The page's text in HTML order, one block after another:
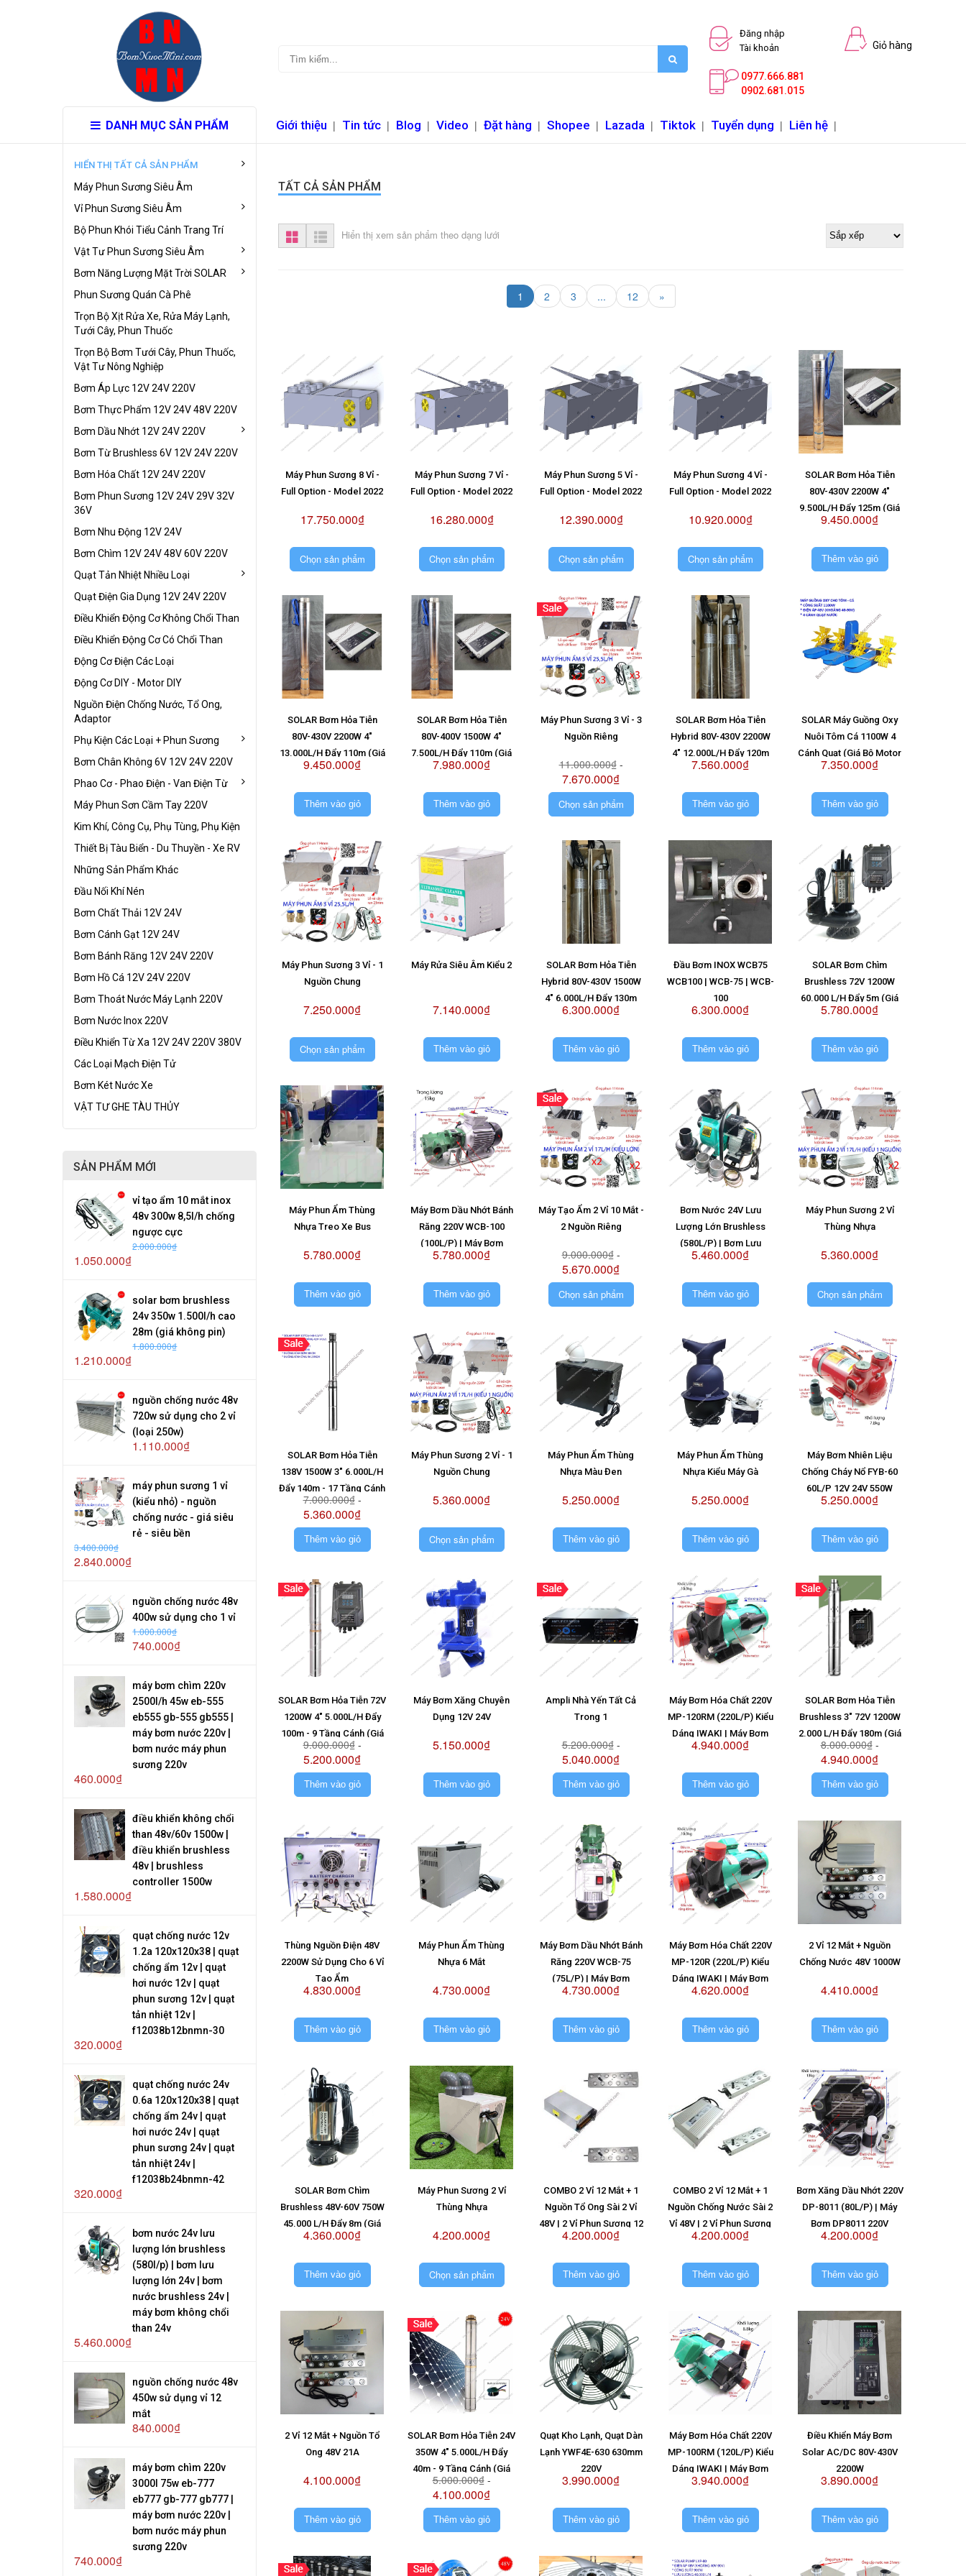
Đăng nhập
Tài khoản
Giỏ hàng
0977.666.881
0902.681.015
DANH MỤC SẢN PHẨM Giới thiệu | Tin tức | Blog | Video | Đặt hàng | Shopee | Lazada | Tiktok | Tuyển dụng | Liên hệ |
HIỂN THỊ TẤT CẢ SẢN PHẨM
Máy Phun Sương Siêu Âm
Vỉ Phun Sương Siêu Âm
Bộ Phun Khói Tiểu Cảnh Trang Trí
Vật Tư Phun Sương Siêu Âm
Bơm Năng Lượng Mặt Trời SOLAR
Phun Sương Quán Cà Phê
Trọn Bộ Xịt Rửa Xe, Rửa Máy Lạnh,
Tưới Cây, Phun Thuốc
Trọn Bộ Bơm Tưới Cây, Phun Thuốc,
Vật Tư Nông Nghiệp
Bơm Áp Lực 12V 24V 220V
Bơm Thực Phẩm 12V 24V 48V 220V
Bơm Dầu Nhớt 12V 24V 220V
Bơm Từ Brushless 6V 12V 24V 220V
Bơm Hóa Chất 12V 24V 220V
Bơm Phun Sương 12V 24V 29V 32V
36V
Bơm Nhu Động 12V 24V
Bơm Chìm 12V 24V 48V 60V 220V
Quạt Tản Nhiệt Nhiều Loại
Quạt Điện Gia Dụng 12V 24V 220V
Điều Khiển Động Cơ Không Chổi Than
Điều Khiển Động Cơ Có Chổi Than
Động Cơ Điện Các Loại
Động Cơ DIY - Motor DIY
Nguồn Điện Chống Nước, Tổ Ong,
Adaptor
Phụ Kiện Các Loại + Phun Sương
Bơm Chân Không 6V 12V 24V 220V
Phao Cơ - Phao Điện - Van Điện Từ
Máy Phun Sơn Cầm Tay 220V
Kim Khí, Công Cụ, Phụ Tùng, Phụ Kiện
Thiết Bị Tàu Biển - Du Thuyền - Xe RV
Những Sản Phẩm Khác
Đầu Nối Khí Nén
Bơm Chất Thải 12V 24V
Bơm Cánh Gạt 12V 24V
Bơm Bánh Răng 12V 24V 220V
Bơm Hồ Cá 12V 24V 220V
Bơm Thoát Nước Máy Lạnh 220V
Bơm Nước Inox 220V
Điều Khiển Từ Xa 12V 24V 220V 380V
Các Loại Mạch Điện Tử
Bơm Két Nước Xe
VẬT TƯ GHE TÀU THỦY
SẢN PHẨM MỚI
vỉ tạo ẩm 10 mắt inox
48v 300w 8,5l/h chống
ngược cực
2.000.000₫
1.050.000₫
solar bơm brushless
24v 350w 1.500l/h cao
28m (giá không pin)
1.800.000₫
1.210.000₫
nguồn chống nước 48v
720w sử dụng cho 2 vỉ
(loại 250w)
1.110.000₫
máy phun sương 1 vỉ
(kiểu nhỏ) - nguồn
chống nước - giá siêu
rẻ - siêu bền
3.400.000₫
2.840.000₫
nguồn chống nước 48v
400w sử dụng cho 1 vỉ
1.000.000₫
740.000₫
máy bơm chìm 220v
2500l/h 45w eb-555
eb555 gb-555 gb555 |
máy bơm nước 220v |
bơm nước máy phun
sương 220v
460.000₫
điều khiển không chổi
than 48v/60v 1500w |
điều khiển brushless
48v | brushless
controller 1500w
1.580.000₫
quạt chống nước 12v
1.2a 120x120x38 | quạt
chống ẩm 12v | quạt
hơi nước 12v | quạt
phun sương 12v | quạt
tản nhiệt 12v |
f12038b12bnmn-30
320.000₫
quạt chống nước 24v
0.6a 120x120x38 | quạt
chống ẩm 24v | quạt
hơi nước 24v | quạt
phun sương 24v | quạt
tản nhiệt 24v |
f12038b24bnmn-42
320.000₫
bơm nước 24v lưu
lượng lớn brushless
(580l/p) | bơm lưu
lượng lớn 24v | bơm
nước brushless 24v |
máy bơm không chổi
than 24v
5.460.000₫
nguồn chống nước 48v
450w sử dụng vỉ 12
mắt
840.000₫
máy bơm chìm 220v
3000l 75w eb-777
eb777 gb-777 gb777 |
máy bơm nước 220v |
bơm nước máy phun
sương 220v
740.000₫
TẤT CẢ SẢN PHẨM
Hiển thị xem sản phẩm theo dạng lưới
1 2 3 ... 12 »
Máy Phun Sương 8 Vỉ -
Full Option - Model 2022
17.750.000₫
Chọn sản phẩm
Máy Phun Sương 7 Vỉ -
Full Option - Model 2022
16.280.000₫
Chọn sản phẩm
Máy Phun Sương 5 Vỉ -
Full Option - Model 2022
12.390.000₫
Chọn sản phẩm
Máy Phun Sương 4 Vỉ -
Full Option - Model 2022
10.920.000₫
Chọn sản phẩm
SOLAR Bơm Hỏa Tiễn
80V-430V 2200W 4"
9.500L/H Đẩy 125m (Giá
Không Pin)
9.450.000₫
Thêm vào giỏ
SOLAR Bơm Hỏa Tiễn
80V-430V 2200W 4"
13.000L/H Đẩy 110m (Giá
Không Pin)
9.450.000₫
Thêm vào giỏ
SOLAR Bơm Hỏa Tiễn
80V-400V 1500W 4"
7.500L/H Đẩy 110m (Giá
Không Pin)
7.980.000₫
Thêm vào giỏ
Máy Phun Sương 3 Vỉ - 3
Nguồn Riêng
11.000.000₫-
7.670.000₫
Chọn sản phẩm
SOLAR Bơm Hỏa Tiễn
Hybrid 80V-430V 2200W
4" 12.000L/H Đẩy 120m
(Giá Không Pin)
7.560.000₫
Thêm vào giỏ
SOLAR Máy Guồng Oxy
Nuôi Tôm Cá 1100W 4
Cánh Quạt (Giá Bộ Motor
Hộp Số)
7.350.000₫
Thêm vào giỏ
Máy Phun Sương 3 Vỉ - 1
Nguồn Chung
7.250.000₫
Chọn sản phẩm
Máy Rửa Siêu Âm Kiểu 2
7.140.000₫
Thêm vào giỏ
SOLAR Bơm Hỏa Tiễn
Hybrid 80V-430V 1500W
4" 6.000L/H Đẩy 130m
(Giá Không Pin)
6.300.000₫
Thêm vào giỏ
Đầu Bơm INOX WCB75
WCB100 | WCB-75 | WCB-
100
6.300.000₫
Thêm vào giỏ
SOLAR Bơm Chìm
Brushless 72V 1200W
60.000 L/H Đẩy 5m (Giá
Không Pin)
5.780.000₫
Thêm vào giỏ
Máy Phun Ẩm Thùng
Nhựa Treo Xe Bus
5.780.000₫
Thêm vào giỏ
Máy Bơm Dầu Nhớt Bánh
Răng 220V WCB-100
(100L/P) | Máy Bơm
WCB100 220V
5.780.000₫
Thêm vào giỏ
Máy Tạo Ẩm 2 Vỉ 10 Mắt -
2 Nguồn Riêng
9.000.000₫-
5.670.000₫
Chọn sản phẩm
Bơm Nước 24V Lưu
Lượng Lớn Brushless
(580L/P) | Bơm Lưu
Lượng Lớn 24V | Bơm
Máy Bơm Không Chổi
Than 24V
5.460.000₫
Thêm vào giỏ
Máy Phun Sương 2 Vỉ
Thùng Nhựa
5.360.000₫
Chọn sản phẩm
SOLAR Bơm Hỏa Tiễn
138V 1500W 3" 6.000L/H
Đẩy 140m - 17 Tầng Cánh
(Giá Không Pin)
7.000.000₫-
5.360.000₫
Thêm vào giỏ
Máy Phun Sương 2 Vỉ - 1
Nguồn Chung
5.360.000₫
Chọn sản phẩm
Máy Phun Ẩm Thùng
Nhựa Màu Đen
5.250.000₫
Thêm vào giỏ
Máy Phun Ẩm Thùng
Nhựa Kiểu Máy Gà
5.250.000₫
Thêm vào giỏ
Máy Bơm Nhiên Liệu
Chống Cháy Nổ FYB-60
60L/P 12V 24V 550W
5.250.000₫
Thêm vào giỏ
SOLAR Bơm Hỏa Tiễn 72V
1200W 4" 5.000L/H Đẩy
100m - 9 Tầng Cánh (Giá
Không Pin)
9.000.000₫-
5.200.000₫
Thêm vào giỏ
Máy Bơm Xăng Chuyên
Dụng 12V 24V
5.150.000₫
Thêm vào giỏ
Ampli Nhà Yến Tất Cả
Trong 1
5.200.000₫-
5.040.000₫
Thêm vào giỏ
Máy Bơm Hóa Chất 220V
MP-120RM (220L/P) Kiểu
Dáng IWAKI | Máy Bơm
MP120RM 220V
4.940.000₫
Thêm vào giỏ
SOLAR Bơm Hỏa Tiễn
Brushless 3" 72V 1200W
2.000 L/H Đẩy 180m (Giá
Không Pin)
8.000.000₫-
4.940.000₫
Thêm vào giỏ
Thùng Nguồn Điện 48V
2200W Sử Dụng Cho 6 Vỉ
Tạo Ẩm
4.830.000₫
Thêm vào giỏ
Máy Phun Ẩm Thùng
Nhựa 6 Mắt
4.730.000₫
Thêm vào giỏ
Máy Bơm Dầu Nhớt Bánh
Răng 220V WCB-75
(75L/P) | Máy Bơm
WCB75 220V
4.730.000₫
Thêm vào giỏ
Máy Bơm Hóa Chất 220V
MP-120R (220L/P) Kiểu
Dáng IWAKI | Máy Bơm
MP120R 220V
4.620.000₫
Thêm vào giỏ
2 Vỉ 12 Mắt + Nguồn
Chống Nước 48V 1000W
4.410.000₫
Thêm vào giỏ
SOLAR Bơm Chìm
Brushless 48V-60V 750W
45.000 L/H Đẩy 8m (Giá
Không Pin)
4.360.000₫
Thêm vào giỏ
Máy Phun Sương 2 Vỉ
Thùng Nhựa
4.200.000₫
Chọn sản phẩm
COMBO 2 Vỉ 12 Mắt + 1
Nguồn Tổ Ong Sài 2 Vỉ
48V | 2 Vỉ Phun Sương 12
Mắt + Nguồn Tổ Ong Sài 2
4.200.000₫
Thêm vào giỏ
COMBO 2 Vỉ 12 Mắt + 1
Nguồn Chống Nước Sài 2
Vỉ 48V | 2 Vỉ Phun Sương
12 Mắt + Nguồn Chống
4.200.000₫
Thêm vào giỏ
Bơm Xăng Dầu Nhớt 220V
DP-8011 (80L/P) | Máy
Bơm DP8011 220V
4.200.000₫
Thêm vào giỏ
2 Vỉ 12 Mắt + Nguồn Tổ
Ong 48V 21A
4.100.000₫
Thêm vào giỏ
SOLAR Bơm Hỏa Tiễn 24V
350W 4" 5.000L/H Đẩy
40m - 9 Tầng Cánh (Giá
Không Pin)
5.000.000₫-
4.100.000₫
Thêm vào giỏ
Quạt Kho Lạnh, Quạt Dàn
Lạnh YWF4E-630 630mm
220V
3.990.000₫
Thêm vào giỏ
Máy Bơm Hóa Chất 220V
MP-100RM (120L/P) Kiểu
Dáng IWAKI | Máy Bơm
MP100RM 220V
3.940.000₫
Thêm vào giỏ
Điều Khiển Máy Bơm
Solar AC/DC 80V-430V
2200W
3.890.000₫
Thêm vào giỏ